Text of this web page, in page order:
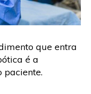
que entra
é a
paciente.